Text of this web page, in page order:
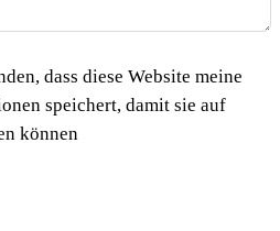
dass diese Website meine
speichert, damit sie auf
können